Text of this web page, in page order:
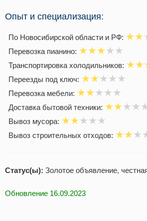
Опыт и специализация:
По Новосибирской области и РФ:
Перевозка пианино:
Транспортировка холодильников:
Переезды под ключ:
Перевозка мебели:
Доставка бытовой техники:
Вывоз мусора:
Вывоз строительных отходов:
Статус(ы): Золотое объявление,
Обновление 16.09.2023